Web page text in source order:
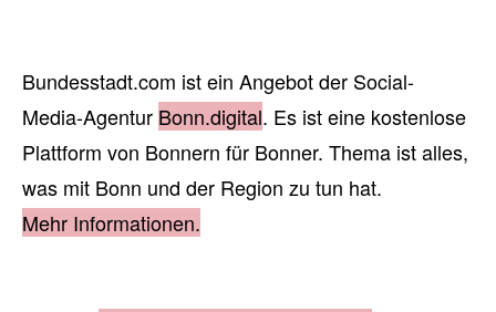
Bundesstadt.com ist ein Angebot der Social-
Media-Agentur Bonn.digital. Es ist eine kostenlose
Plattform von Bonnern für Bonner. Thema ist alles,
was mit Bonn und der Region zu tun hat.
Mehr Informationen.